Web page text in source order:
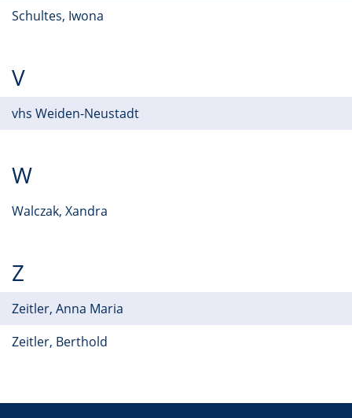
Schultes, Iwona
V
vhs Weiden-Neustadt
W
Walczak, Xandra
Z
Zeitler, Anna Maria
Zeitler, Berthold